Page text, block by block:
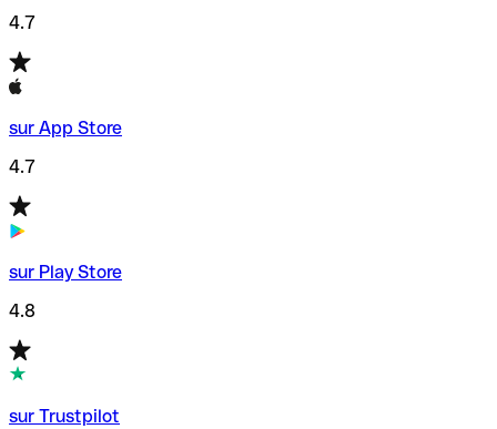
4.7
sur App Store
4.7
sur Play Store
4.8
sur Trustpilot